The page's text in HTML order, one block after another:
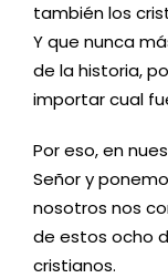
también los
Y que nunca
de la historia,
importar cual
Por eso, en
Señor y
nosotros nos
de estos ocho
cristianos.